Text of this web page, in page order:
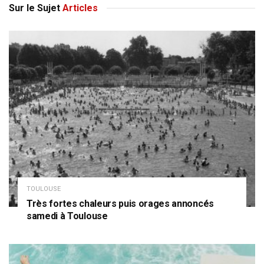
Sur le Sujet Articles
TOULOUSE
Très fortes chaleurs puis orages annoncés
samedi à Toulouse